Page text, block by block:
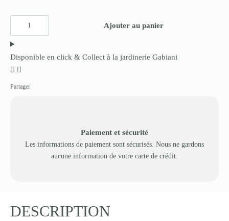
Ajouter au panier
Disponible en click & Collect à la jardinerie Gabiani
Partager
Paiement et sécurité
Les informations de paiement sont sécurisés. Nous ne gardons
aucune information de votre carte de crédit.
DESCRIPTION